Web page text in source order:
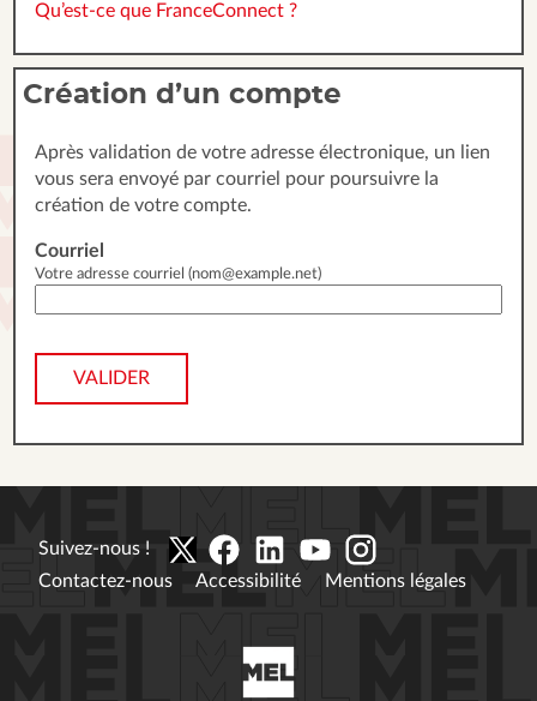
Qu’est-ce que FranceConnect ?
Création d’un compte
Après validation de votre adresse électronique, un lien
vous sera envoyé par courriel pour poursuivre la
création de votre compte.
Courriel
Votre adresse courriel (nom@example.net)
VALIDER
Suivez-nous !
Contactez-nous
Accessibilité Mentions légales